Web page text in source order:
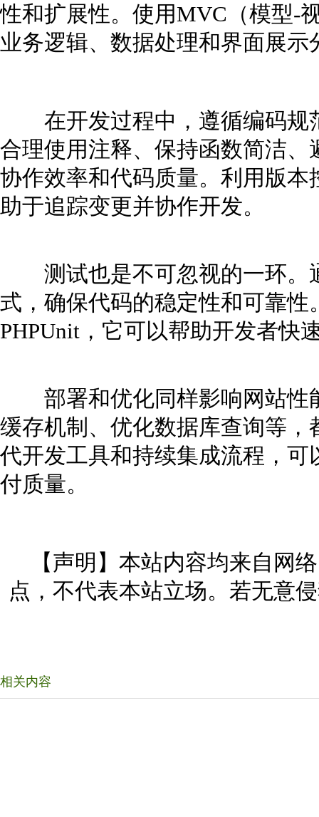
性和扩展性。使用MVC（模型-
业务逻辑、数据处理和界面展
在开发过程中，遵循编码规
合理使用注释、保持函数简洁
协作效率和代码质量。利用版
助于追踪变更并协作开发。
测试也是不可忽视的一环。
式，确保代码的稳定性和可靠性
PHPUnit，它可以帮助开发者快
部署和优化同样影响网站性
缓存机制、优化数据库查询等
代开发工具和持续集成流程，
付质量。
【声明】本站内容均来自网
点，不代表本站立场。若无意
相关内容